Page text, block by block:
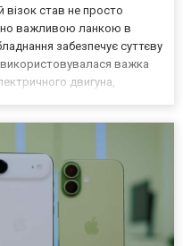
став не просто
важливою ланкою в
забезпечує суттєву
важка
двигуна,